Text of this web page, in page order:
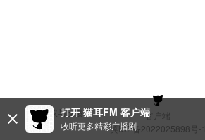
建议与反馈 客户端
冀ICP备2022025898号-1
打开 猫耳FM 客户端
收听更多精彩广播剧